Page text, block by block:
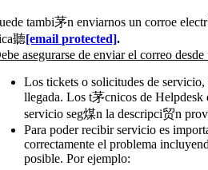
tambi茅n enviarnos un corroe
聽[email protected].
asegurarse de enviar el correo
Los tickets o solicitudes de servicio,
llegada. Los t茅cnicos de
servicio seg煤n la descripci贸n
Para poder recibir servicio es
correctamente el problema
posible. Por ejemplo: